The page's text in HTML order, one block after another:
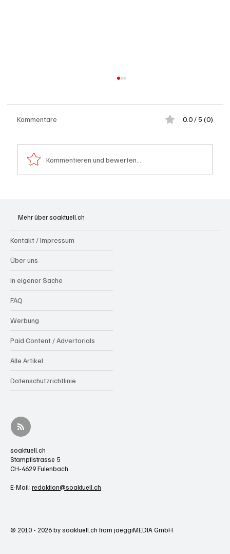
bedeutet
Kommentare 0.0 / 5 (0)
Kommentieren und bewerten...
Mehr über soaktuell.ch
Kontakt / Impressum
Über uns
In eigener Sache
FAQ
Werbung
Paid Content / Advertorials
Alle Artikel
Datenschutzrichtlinie
soaktuell.ch
Stampfistrasse 5
CH-4629 Fulenbach
E-Mail: redaktion@soaktuell.ch
© 2010 - 2026 by soaktuell.ch from jaeggiMEDIA GmbH